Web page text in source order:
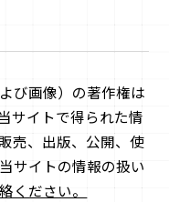
び画像）の著作権は
サイトで得られた情
売、出版、公開、使
サイトの情報の扱い
ください。